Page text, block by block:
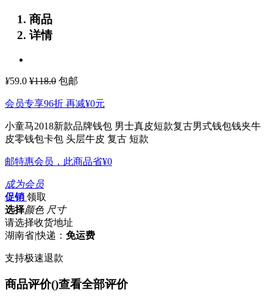
商品
详情
¥59.0 ¥118.0 包邮
会员专享96折 再减¥0元
小童马2018新款品牌钱包 男士真皮短款复古男式钱包钱夹牛
皮零钱包卡包 头层牛皮 复古 短款
邮特惠会员，此商品省¥0
成为会员
促销 领取
选择颜色 尺寸
请选择收货地址
湖南省|快递： 免运费
支持极速退款
商品评价()查看全部评价